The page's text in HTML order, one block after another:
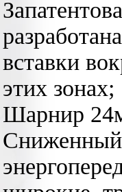
вставки
этих зонах;
Шарнир
Сниженный